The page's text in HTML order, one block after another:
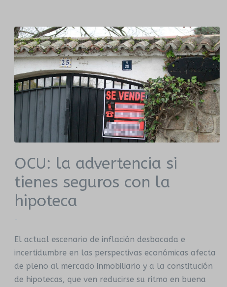
OCU: la advertencia si
tienes seguros con la
hipoteca
El actual escenario de inflación desbocada e
incertidumbre en las perspectivas económicas afecta
de pleno al mercado inmobiliario y a la constitución
de hipotecas, que ven reducirse su ritmo en buena